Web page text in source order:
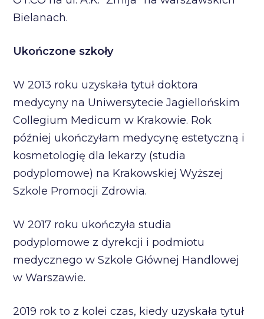
Bielanach.
Ukończone szkoły
W 2013 roku uzyskała tytuł doktora
medycyny na Uniwersytecie Jagiellońskim
Collegium Medicum w Krakowie. Rok
później ukończyłam medycynę estetyczną i
kosmetologię dla lekarzy (studia
podyplomowe) na Krakowskiej Wyższej
Szkole Promocji Zdrowia.
W 2017 roku ukończyła studia
podyplomowe z dyrekcji i podmiotu
medycznego w Szkole Głównej Handlowej
w Warszawie.
2019 rok to z kolei czas, kiedy uzyskała tytuł